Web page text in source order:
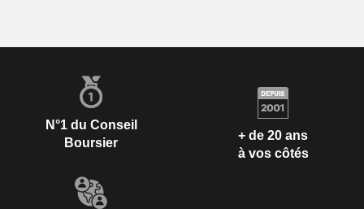
N°1 du Conseil
Boursier
+ de 20 ans
à vos côtés